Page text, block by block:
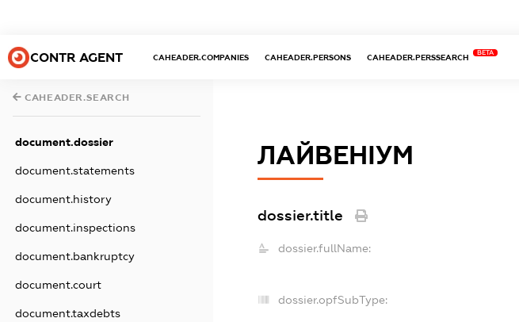
CONTR AGENT CAHEADER.COMPANIES CAHEADER.PERSONS CAHEADER.PERSSEARCH
BETA
CAHEADER.SEARCH
document.dossier
document.statements
document.history
document.inspections
document.bankruptcy
document.court
document.taxdebts
ЛАЙВЕНІУМ
dossier.title
dossier.fullName:
dossier.opfSubType: